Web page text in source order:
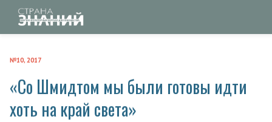
№10, 2017
«Со Шмидтом мы были готовы идти
хоть на край света»